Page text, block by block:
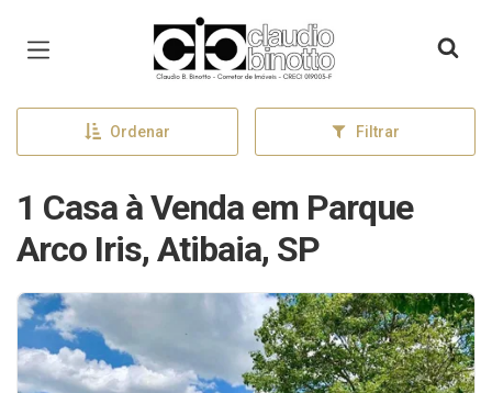
Página inicial
Ordenar Filtrar
1 Casa à Venda em Parque
Arco Iris, Atibaia, SP